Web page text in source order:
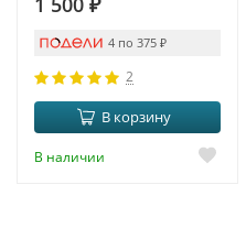
4 по 375 ₽
2
В корзину
В наличии